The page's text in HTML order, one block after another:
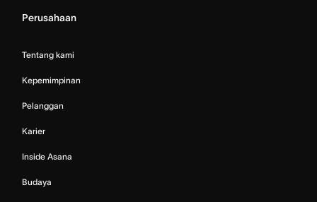
Perusahaan
Tentang kami
Kepemimpinan
Pelanggan
Karier
Inside Asana
Budaya